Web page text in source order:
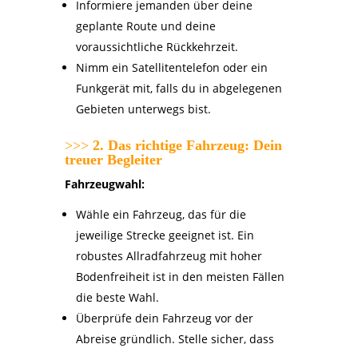
Informiere jemanden über deine
geplante Route und deine
voraussichtliche Rückkehrzeit.
Nimm ein Satellitentelefon oder ein
Funkgerät mit, falls du in abgelegenen
Gebieten unterwegs bist.
>>> 2. Das richtige Fahrzeug: Dein
treuer Begleiter
Fahrzeugwahl:
Wähle ein Fahrzeug, das für die
jeweilige Strecke geeignet ist. Ein
robustes Allradfahrzeug mit hoher
Bodenfreiheit ist in den meisten Fällen
die beste Wahl.
Überprüfe dein Fahrzeug vor der
Abreise gründlich. Stelle sicher, dass